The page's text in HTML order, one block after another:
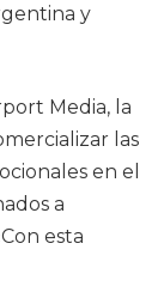
y
Media, la
las
en el
a
esta